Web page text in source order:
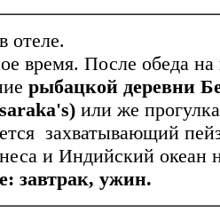
отеле.
время. После обеда на
рыбацкой деревни
или же
захватывающий
и Индийский океан
завтрак, ужин.